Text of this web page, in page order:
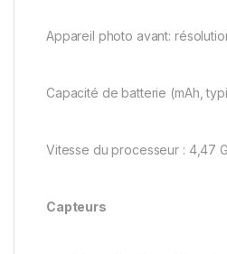
Appareil photo avant:
Capacité de batterie (mAh,
Vitesse du processeur : 4,47
Capteurs